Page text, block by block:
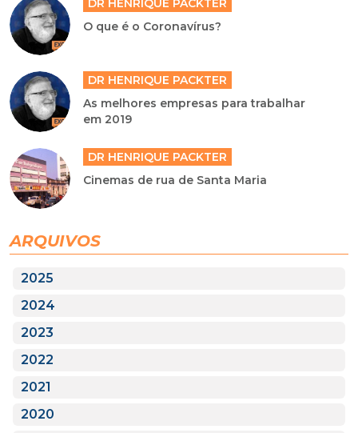
DR HENRIQUE PACKTER
O que é o Coronavírus?
DR HENRIQUE PACKTER
As melhores empresas para trabalhar
em 2019
DR HENRIQUE PACKTER
Cinemas de rua de Santa Maria
ARQUIVOS
2025
2024
2023
2022
2021
2020